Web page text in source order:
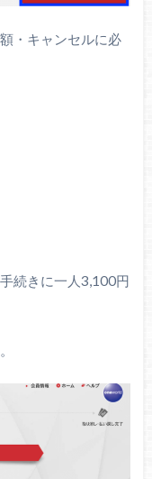
・キャンセルに必
続きに一人3,100円